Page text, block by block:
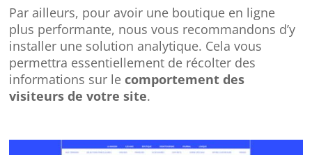
Par ailleurs, pour avoir une boutique en ligne
plus performante, nous vous recommandons d’y
installer une solution analytique. Cela vous
permettra essentiellement de récolter des
informations sur le comportement des
visiteurs de votre site.